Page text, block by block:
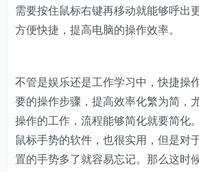
需要按住鼠标右键再移动就能够呼出
方便快捷，提高电脑的操作效率。
不管是娱乐还是工作学习中，快捷操
要的操作步骤，提高效率化繁为简，
操作的工作，流程能够简化就要简化
鼠标手势的软件，也很实用，但是对
置的手势多了就容易忘记。那么这时